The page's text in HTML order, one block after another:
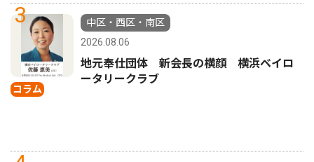
3
コラム
中区・西区・南区
2026.08.06
地元奉仕団体 新会長の横顔 横浜ベイロ
ータリークラブ